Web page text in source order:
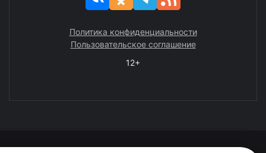
Политика конфиденциальности
Пользовательское соглашение
12+